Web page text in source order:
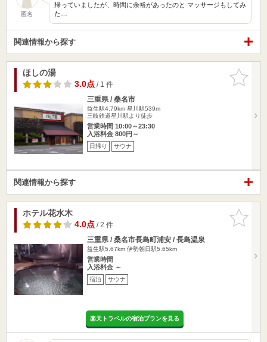
匿名
帰っていましたが、時間に余裕があったのと マッサージもしてみ
た…
関連情報から探す
お気に入
りに追加
ほしの湯
3.0点/ 1 件
三重県 / 桑名市
益生駅4.79km 星川駅539m
三岐鉄道星川駅より徒歩
営業時間 10:00～23:30
入浴料金 800円～
日帰り サウナ
関連情報から探す
お気に入
りに追加
ホテル花水木
4.0点/ 2 件
三重県 / 桑名市長島町浦安 / 長島温泉
益生駅5.67km 伊勢朝日駅5.65km
営業時間
入浴料金 ～
宿泊 サウナ
楽天トラベルの宿泊プランを見る